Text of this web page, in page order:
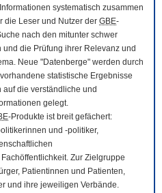
systematisch zusammen
die Leser und Nutzer der GBE-
nach den mitunter schwer
die Prüfung ihrer Relevanz und
Neue "Datenberge" werden durch
statistische Ergebnisse
die verständliche und
gelegt.
-Produkte ist breit gefächert:
und -politiker,
Zur Zielgruppe
Patientinnen und Patienten,
und ihre jeweiligen Verbände.